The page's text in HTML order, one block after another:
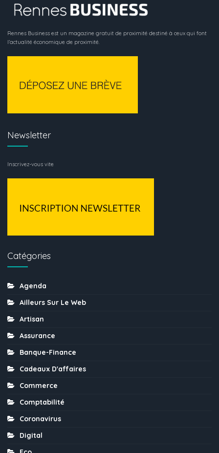
Rennes Business est un magazine gratuit de proximité destiné à ceux qui font
l’actualité économique de proximité.
Newsletter
Inscrivez-vous vite
Catégories
Agenda
Ailleurs Sur Le Web
Artisan
Assurance
Banque-Finance
Cadeaux D'affaires
Commerce
Comptabilité
Coronavirus
Digital